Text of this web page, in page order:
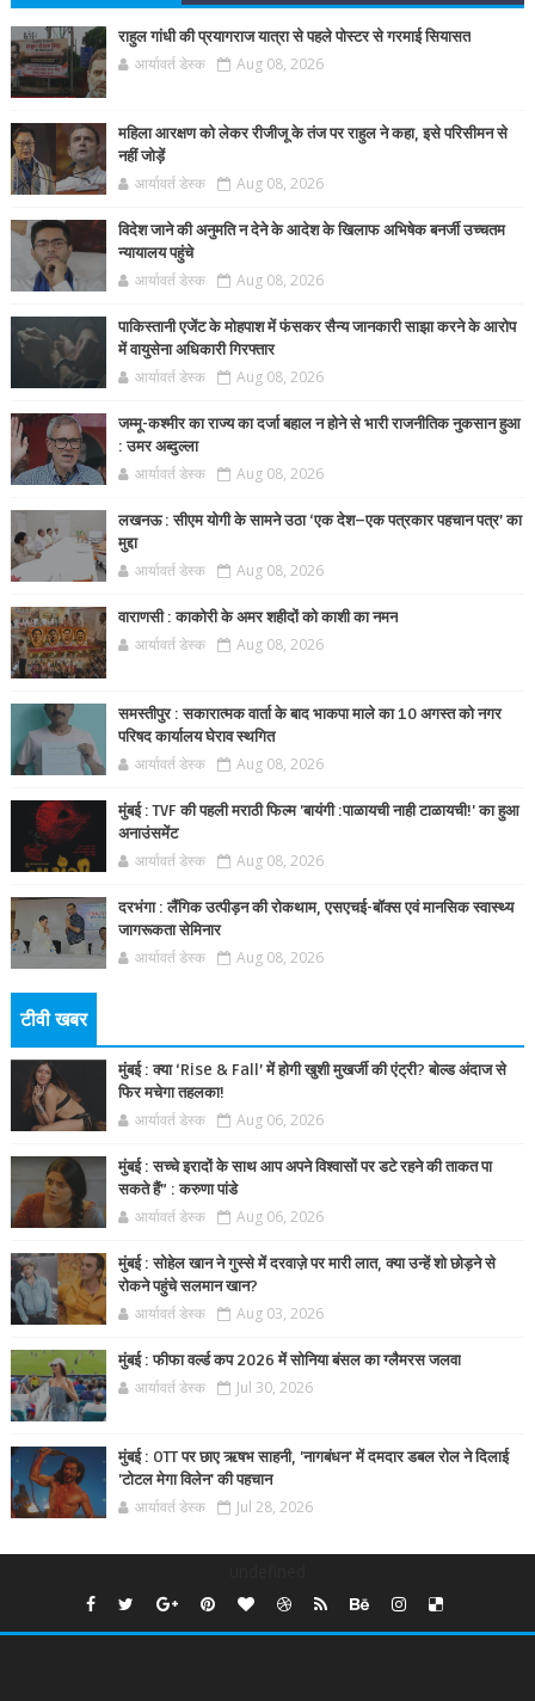
राहुल गांधी की प्रयागराज यात्रा से पहले पोस्टर से गरमाई सियासत
आर्यावर्त डेस्क Aug 08, 2026
महिला आरक्षण को लेकर रीजीजू के तंज पर राहुल ने कहा, इसे परिसीमन से
नहीं जोड़ें
आर्यावर्त डेस्क Aug 08, 2026
विदेश जाने की अनुमति न देने के आदेश के खिलाफ अभिषेक बनर्जी उच्चतम
न्यायालय पहुंचे
आर्यावर्त डेस्क Aug 08, 2026
पाकिस्तानी एजेंट के मोहपाश में फंसकर सैन्य जानकारी साझा करने के आरोप
में वायुसेना अधिकारी गिरफ्तार
आर्यावर्त डेस्क Aug 08, 2026
जम्मू-कश्मीर का राज्य का दर्जा बहाल न होने से भारी राजनीतिक नुकसान हुआ
: उमर अब्दुल्ला
आर्यावर्त डेस्क Aug 08, 2026
लखनऊ : सीएम योगी के सामने उठा ‘एक देश–एक पत्रकार पहचान पत्र’ का
मुद्दा
आर्यावर्त डेस्क Aug 08, 2026
वाराणसी : काकोरी के अमर शहीदों को काशी का नमन
आर्यावर्त डेस्क Aug 08, 2026
समस्तीपुर : सकारात्मक वार्ता के बाद भाकपा माले का 10 अगस्त को नगर
परिषद कार्यालय घेराव स्थगित
आर्यावर्त डेस्क Aug 08, 2026
मुंबई : TVF की पहली मराठी फिल्म 'बायंगी :पाळायची नाही टाळायची!' का हुआ
अनाउंसमेंट
आर्यावर्त डेस्क Aug 08, 2026
दरभंगा : लैंगिक उत्पीड़न की रोकथाम, एसएचई-बॉक्स एवं मानसिक स्वास्थ्य
जागरूकता सेमिनार
आर्यावर्त डेस्क Aug 08, 2026
टीवी खबर
मुंबई : क्या ‘Rise & Fall’ में होगी खुशी मुखर्जी की एंट्री? बोल्ड अंदाज से
फिर मचेगा तहलका!
आर्यावर्त डेस्क Aug 06, 2026
मुंबई : सच्चे इरादों के साथ आप अपने विश्वासों पर डटे रहने की ताकत पा
सकते हैं” : करुणा पांडे
आर्यावर्त डेस्क Aug 06, 2026
मुंबई : सोहेल खान ने गुस्से में दरवाज़े पर मारी लात, क्या उन्हें शो छोड़ने से
रोकने पहुंचे सलमान खान?
आर्यावर्त डेस्क Aug 03, 2026
मुंबई : फीफा वर्ल्ड कप 2026 में सोनिया बंसल का ग्लैमरस जलवा
आर्यावर्त डेस्क Jul 30, 2026
मुंबई : OTT पर छाए ऋषभ साहनी, 'नागबंधन' में दमदार डबल रोल ने दिलाई
'टोटल मेगा विलेन' की पहचान
आर्यावर्त डेस्क Jul 28, 2026